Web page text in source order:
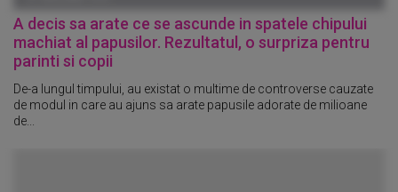
A decis sa arate ce se ascunde in spatele chipului
machiat al papusilor. Rezultatul, o surpriza pentru
parinti si copii
De-a lungul timpului, au existat o multime de controverse cauzate
de modul in care au ajuns sa arate papusile adorate de milioane
de...